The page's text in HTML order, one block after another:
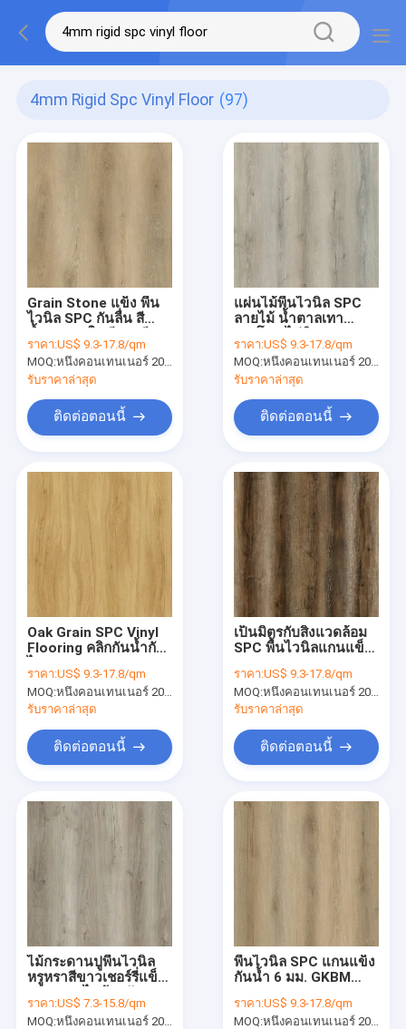
4mm Rigid Spc Vinyl Floor (97)
Grain Stone แข็ง พื้น
ไวนิล SPC กันลื่น สี
กระโดด Oak GKBM
Greenpy GL-W7231-1
ราคา:US$ 9.3-17.8/qm
MOQ:หนึ่งคอนเทนเนอร์ 20FT หรือ 2500 ตารางเมตร
รับราคาล่าสุด
ติดต่อตอนนี้
แผ่นไม้พื้นไวนิล SPC
ลายไม้ น้ำตาลเทา
GKBM DD-W82198-3
ราคา:US$ 9.3-17.8/qm
MOQ:หนึ่งคอนเทนเนอร์ 20FT หรือ 2500 ตารางเมตร
รับราคาล่าสุด
ติดต่อตอนนี้
Oak Grain SPC Vinyl
Flooring คลิกกันน้ำกัน
ราคา:US$ 9.3-17.8/qm
MOQ:หนึ่งคอนเทนเนอร์ 20FT หรือ 2500 ตารางเมตร
รับราคาล่าสุด
ติดต่อตอนนี้
เป็นมิตรกับสิ่งแวดล้อม
SPC พื้นไวนิลแกนแข็ง
Oak Unilin คลิก GKBM
DM-W40053
ราคา:US$ 9.3-17.8/qm
MOQ:หนึ่งคอนเทนเนอร์ 20FT หรือ 2500 ตารางเมตร
รับราคาล่าสุด
ติดต่อตอนนี้
ไม้กระดานปูพื้นไวนิล
หรูหราสีขาวเชอร์รี่แข็ง
ขีดข่วน
ราคา:US$ 7.3-15.8/qm
MOQ:หนึ่งคอนเทนเนอร์ 20FT หรือ 2500 ตารางเมตร
พื้นไวนิล SPC แกนแข็ง
กันน้ำ 6 มม. GKBM
ราคา:US$ 9.3-17.8/qm
MOQ:หนึ่งคอนเทนเนอร์ 20FT หรือ 2500 ตารางเมตร